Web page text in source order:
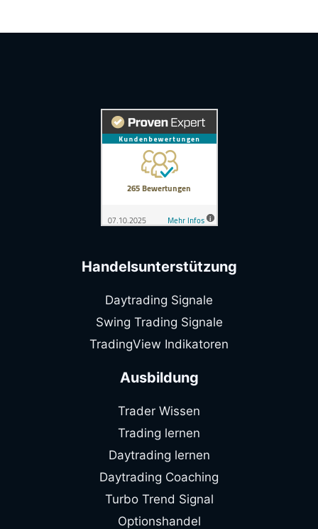
Handelsunterstützung
Daytrading Signale
Swing Trading Signale
TradingView Indikatoren
Ausbildung
Trader Wissen
Trading lernen
Daytrading lernen
Daytrading Coaching
Turbo Trend Signal
Optionshandel